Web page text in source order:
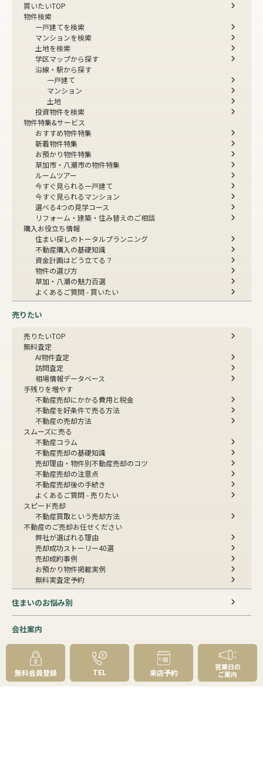
買いたいTOP
物件検索
一戸建てを検索
マンションを検索
土地を検索
学区マップから探す
沿線・駅から探す
一戸建て
マンション
土地
投資物件を検索
物件特集&サービス
おすすめ物件特集
新着物件特集
お預かり物件特集
草加市・八潮市の物件特集
ルームツアー
今すぐ見られる一戸建て
今すぐ見られるマンション
選べる4つの見学コース
リフォーム・建築・住み替えのご相談
購入お役立ち情報
住まい探しのトータルプランニング
不動産購入の基礎知識
資金計画はどう立てる？
物件の選び方
草加・八潮の魅力百選
よくあるご質問 - 買いたい
売りたい
売りたいTOP
無料査定
AI物件査定
訪問査定
相場情報データベース
手残りを増やす
不動産売却にかかる費用と税金
不動産を好条件で売る方法
不動産の売却方法
スムーズに売る
不動産コラム
不動産売却の基礎知識
売却理由・物件別不動産売却のコツ
不動産売却の注意点
不動産売却後の手続き
よくあるご質問 - 売りたい
スピード売却
不動産買取という売却方法
不動産のご売却お任せください
弊社が選ばれる理由
売却成功ストーリー40選
売却成約事例
お預かり物件掲載実例
無料実査定予約
住まいのお悩み別
会社案内
会社案内TOP
私たちについて
アクセス
受賞歴
無料会員登録 TEL 来店予約
営業日の
ご案内